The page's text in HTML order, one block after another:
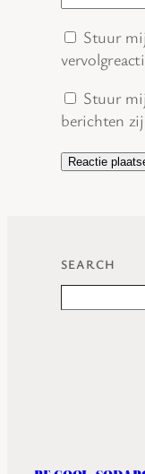
Stuur
Stuur
berichten
SEARCH